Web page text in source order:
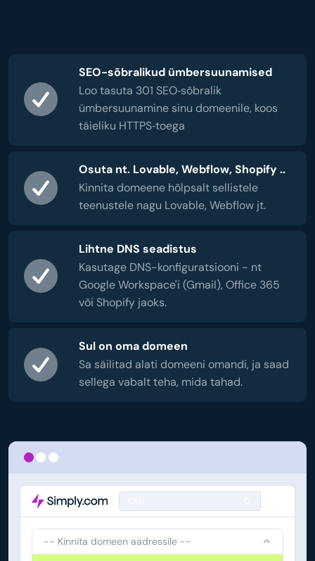
SEO-sõbralikud ümbersuunamised
Loo tasuta 301 SEO‑sõbralik
ümbersuunamine sinu domeenile, koos
täieliku HTTPS‑toega
Osuta nt. Lovable, Webflow, Shopify ..
Kinnita domeene hõlpsalt sellistele
teenustele nagu Lovable, Webflow jt.
Lihtne DNS seadistus
Kasutage DNS-konfiguratsiooni - nt
Google Workspace'i (Gmail), Office 365
või Shopify jaoks.
Sul on oma domeen
Sa säilitad alati domeeni omandi, ja saad
sellega vabalt teha, mida tahad.
-- Kinnita domeen aadressile --